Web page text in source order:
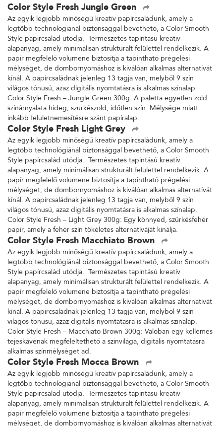
Color Style Fresh Jungle Green
Az egyik legjobb minőségű kreatív papírcsaládunk, amely a
legtöbb technológiánál biztonsággal bevethető, a Color Smooth
Style papírcsalád utódja. Természetes tapintású kreatív
alapanyag, amely minimálisan strukturált felülettel rendelkezik. A
papír megfelelő volumene biztosítja a tapintható prégelési
mélységet, de dombornyomáshoz is kiválóan alkalmas alternatívát
kínál. A papírcsaládnak jelenleg 13 tagja van, melyből 9 szín
világos tónusú, azaz digitális nyomtatásra is alkalmas színalap.
Color Style Fresh – Jungle Green 300g. A paletta egyetlen zöld
színárnyalata hideg, szürkészöld, időtlen szín. Mélysége miatt
inkább felületnemesítésre szánt papíralap.
Color Style Fresh Light Grey
Az egyik legjobb minőségű kreatív papírcsaládunk, amely a
legtöbb technológiánál biztonsággal bevethető, a Color Smooth
Style papírcsalád utódja. Természetes tapintású kreatív
alapanyag, amely minimálisan strukturált felülettel rendelkezik. A
papír megfelelő volumene biztosítja a tapintható prégelési
mélységet, de dombornyomáshoz is kiválóan alkalmas alternatívát
kínál. A papírcsaládnak jelenleg 13 tagja van, melyből 9 szín
világos tónusú, azaz digitális nyomtatásra is alkalmas színalap.
Color Style Fresh – Light Grey 300g: Egy könnyed, szürkésfehér
papír, amely a fehér szín tökéletes alternatíváját kínálja.
Color Style Fresh Macchiato Brown
Az egyik legjobb minőségű kreatív papírcsaládunk, amely a
legtöbb technológiánál biztonsággal bevethető, a Color Smooth
Style papírcsalád utódja. Természetes tapintású kreatív
alapanyag, amely minimálisan strukturált felülettel rendelkezik. A
papír megfelelő volumene biztosítja a tapintható prégelési
mélységet, de dombornyomáshoz is kiválóan alkalmas alternatívát
kínál. A papírcsaládnak jelenleg 13 tagja van, melyből 9 szín
világos tónusú, azaz digitális nyomtatásra is alkalmas színalap.
Color Style Fresh – Macchiato Brown 300g: Valóban egy kellemes
tejeskávénak megfeleltethető a színvilága, digitális nyomtatásra
alkalmas színmélységet ad.
Color Style Fresh Mocca Brown
Az egyik legjobb minőségű kreatív papírcsaládunk, amely a
legtöbb technológiánál biztonsággal bevethető, a Color Smooth
Style papírcsalád utódja. Természetes tapintású kreatív
alapanyag, amely minimálisan strukturált felülettel rendelkezik. A
papír megfelelő volumene biztosítja a tapintható prégelési
mélységet, de dombornyomáshoz is kiválóan alkalmas alternatívát